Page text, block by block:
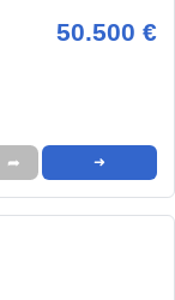
50.500 €
➦ ➜